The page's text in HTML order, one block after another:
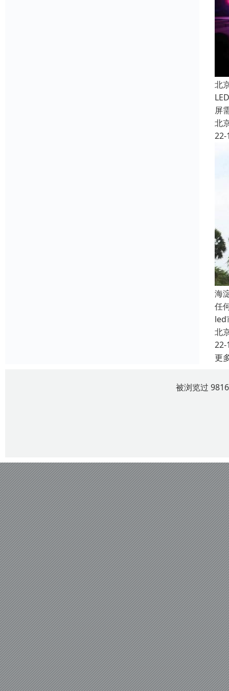
北
屏
北
22-
海
任
led
北
22-
更
被浏览过